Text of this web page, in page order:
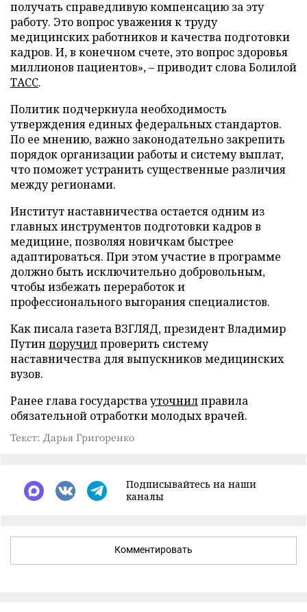
получать справедливую компенсацию за эту
работу. Это вопрос уважения к труду
медицинских работников и качества подготовки
кадров. И, в конечном счете, это вопрос здоровья
миллионов пациентов», – приводит слова Болилой
ТАСС.
Политик подчеркнула необходимость
утверждения единых федеральных стандартов.
По ее мнению, важно законодательно закрепить
порядок организации работы и систему выплат,
что поможет устранить существенные различия
между регионами.
Институт наставничества остается одним из
главных инструментов подготовки кадров в
медицине, позволяя новичкам быстрее
адаптироваться. При этом участие в программе
должно быть исключительно добровольным,
чтобы избежать переработок и
профессионального выгорания специалистов.
Как писала газета ВЗГЛЯД, президент Владимир
Путин поручилпроверить систему
наставничества для выпускников медицинских
вузов.
Ранее глава государствауточнилправила
обязательной отработки молодых врачей.
Текст: Дарья Григоренко
Подписывайтесь на наши
каналы
Комментировать